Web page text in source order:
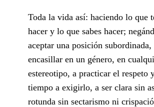
Toda la vida así: haciendo lo que
hacer y lo que sabes hacer;
aceptar una posición subordinada,
encasillar en un género, en
estereotipo, a practicar el respeto
tiempo a exigirlo, a ser clara sin
rotunda sin sectarismo ni